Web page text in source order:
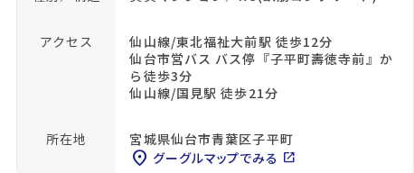
アクセス
仙山線/東北福祉大前駅 徒歩12分
仙台市営バス バス停『子平町壽徳寺前』か
ら徒歩3分
仙山線/国見駅 徒歩21分
所在地 宮城県仙台市青葉区子平町
location_on グーグルマップでみる open_in_new